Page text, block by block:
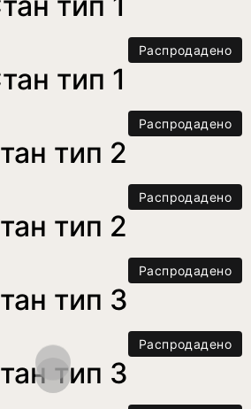
Распродадено
тип 1
Распродадено
тип 2
Распродадено
тип 2
Распродадено
тип 3
Распродадено
тип 3